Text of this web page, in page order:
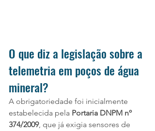
O que diz a legislação sobre a
telemetria em poços de água
mineral?
A obrigatoriedade foi inicialmente
estabelecida pela Portaria DNPM nº
374/2009, que já exigia sensores de